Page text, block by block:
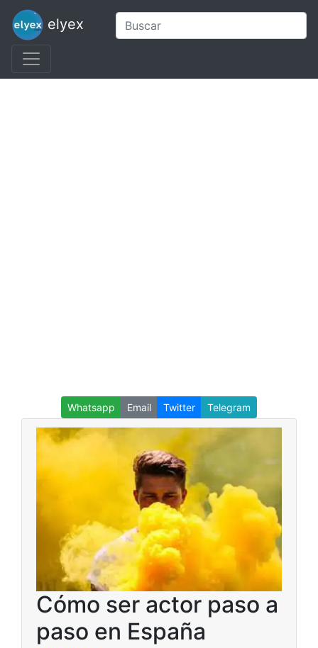
elyex
Whatsapp Email Twitter Telegram
Cómo ser actor paso a
paso en España